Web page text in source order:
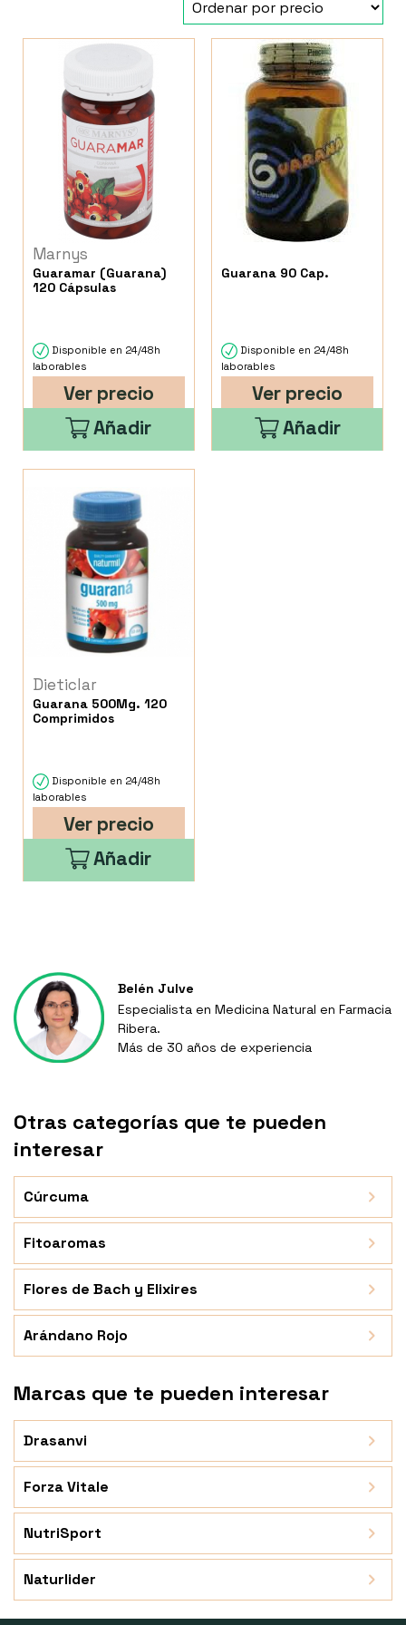
Marnys
Guaramar (Guarana)
120 Cápsulas
Disponible en 24/48h
laborables
Ver precio
Añadir
Guarana 90 Cap.
Disponible en 24/48h
laborables
Ver precio
Añadir
Dieticlar
Guarana 500Mg. 120
Comprimidos
Disponible en 24/48h
laborables
Ver precio
Añadir
Belén Julve
Especialista en Medicina Natural en Farmacia
Ribera.
Más de 30 años de experiencia
Otras categorías que te pueden
interesar
Cúrcuma
Fitoaromas
Flores de Bach y Elixires
Arándano Rojo
Marcas que te pueden interesar
Drasanvi
Forza Vitale
NutriSport
Naturlider